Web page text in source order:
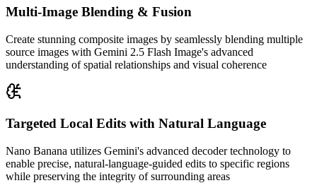
Multi-Image Blending & Fusion
Create stunning composite images by seamlessly blending multiple
source images with Gemini 2.5 Flash Image's advanced
understanding of spatial relationships and visual coherence
Targeted Local Edits with Natural Language
Nano Banana utilizes Gemini's advanced decoder technology to
enable precise, natural-language-guided edits to specific regions
while preserving the integrity of surrounding areas